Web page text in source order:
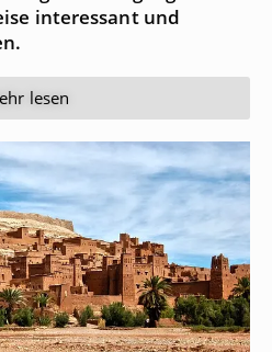
interessant und
lesen